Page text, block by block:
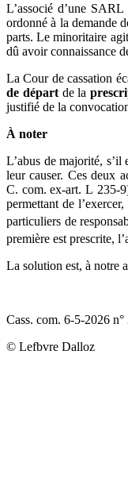
L’associé d’une
ordonné à la demande
parts. Le minoritaire
dû avoir connaissance
La Cour de cassation
de départde la
justifié de la
À noter
L’abus de majorité,
leur causer. Ces deux
C. com. ex-art. L 235-
permettant de
particuliers de
première est prescrite,
La solution est, à notre
Cass. com. 6-5-2026 n°
© Lefbvre Dalloz